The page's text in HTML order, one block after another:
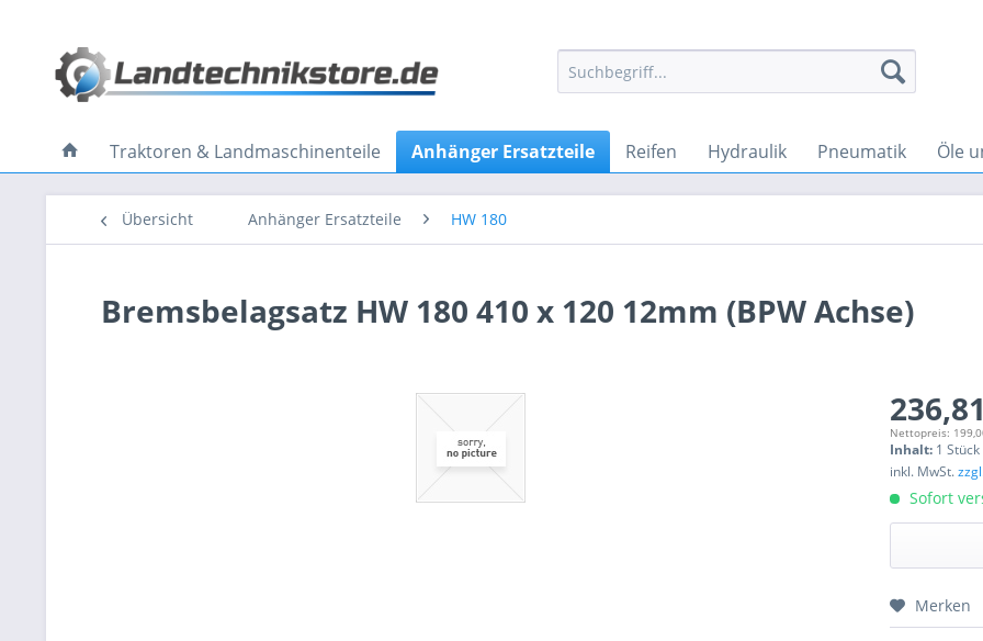
Traktoren & Landmaschinenteile Anhänger Ersatzteile Reifen Hydraulik Pneumatik Öle
Übersicht Anhänger Ersatzteile HW 180
Bremsbelagsatz HW 180 410 x 120 12mm (BPW Achse)
Nettopreis:
Inhalt: 1 Stück
inkl. MwSt.
Sofort
Preis
Merken